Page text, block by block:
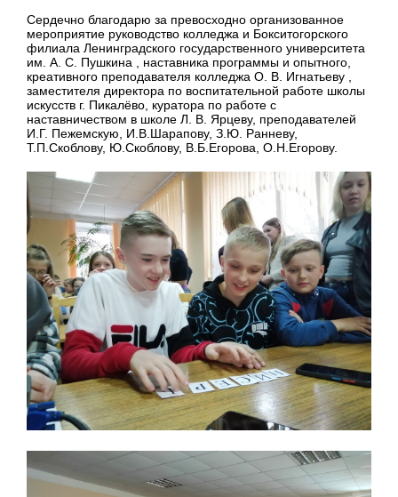
Сердечно благодарю за превосходно организованное
мероприятие руководство колледжа и Бокситогорского
филиала Ленинградского государственного университета
им. А. С. Пушкина , наставника программы и опытного,
креативного преподавателя колледжа О. В. Игнатьеву ,
заместителя директора по воспитательной работе школы
искусств г. Пикалёво, куратора по работе с
наставничеством в школе Л. В. Ярцеву, преподавателей
И.Г. Пежемскую, И.В.Шарапову, З.Ю. Ранневу,
Т.П.Скоблову, Ю.Скоблову, В.Б.Егорова, О.Н.Егорову.